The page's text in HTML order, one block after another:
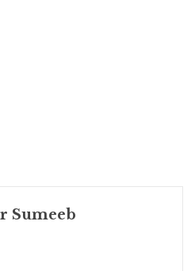
Sumeeb